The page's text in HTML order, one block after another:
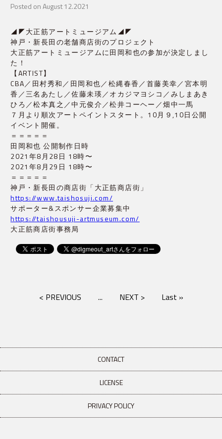
Posted on August 12.2021
◢◤大正筋アートミュージアム◢◤
神戸・新長田の老舗商店街のプロジェクト
大正筋アートミュージアムに田岡和也の参加が決定しまし
た！
【ARTIST】
CBA／田村秀和／田岡和也／松縄春香／首藤美幸／宮本明
香／三名あたし／佐藤未瑛／オカジマヨシコ／みしまあき
ひろ／松本真之／中元俊介／松井コーヘー／畑中一馬
７月より順次アートペイントスタート。10月９,10日公開
イベント開催。
＝＝＝＝＝
田岡和也 公開制作日時
2021年8月28日 18時〜
2021年8月29日 18時〜
＝＝＝＝＝
神戸・新長田の商店街「大正筋商店街」
https://www.taishosuji.com/
サポーター&スポンサー企業募集中
https://taishousuji-artmuseum.com/
大正筋商店街事務局
< PREVIOUS ... NEXT > Last »
CONTACT
LICENSE
PRIVACY POLICY